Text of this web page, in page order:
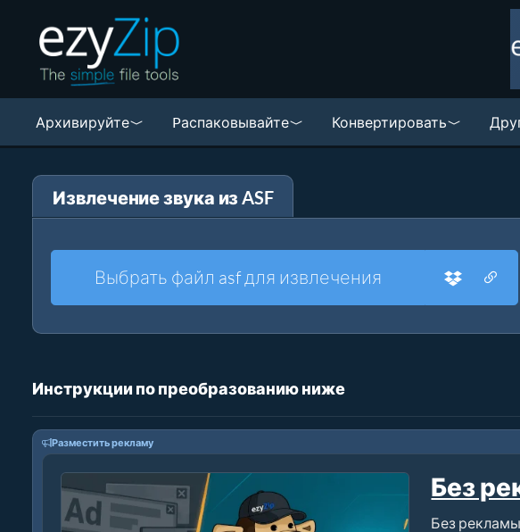
Архивируйте Pаспаковывайте Конвертировать
Извлечение звука из ASF
Выбрать файл asf для извлечения
Инструкции по преобразованию ниже
Разместить рекламу
Без
Без